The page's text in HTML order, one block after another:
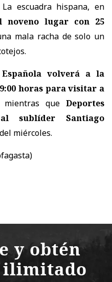
escuadra hispana, en
noveno lugar con 25
mala racha de solo un
volverá a la
horas para visitar a
mientras queDeportes
sublíder Santiago
miércoles.